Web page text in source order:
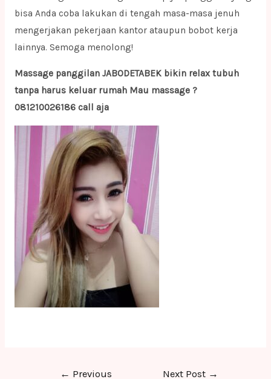
bisa Anda coba lakukan di tengah masa-masa jenuh
mengerjakan pekerjaan kantor ataupun bobot kerja
lainnya. Semoga menolong!
Massage panggilan JABODETABEK bikin relax tubuh
tanpa harus keluar rumah Mau massage ?
081210026186 call aja
← Previous Next Post →